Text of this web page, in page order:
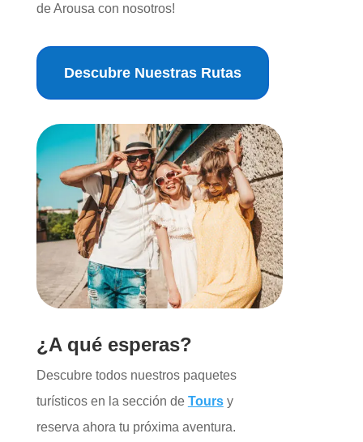
de Arousa con nosotros!
Descubre Nuestras Rutas
¿A qué esperas?
Descubre todos nuestros paquetes
turísticos en la sección de Toursy
reserva ahora tu próxima aventura.